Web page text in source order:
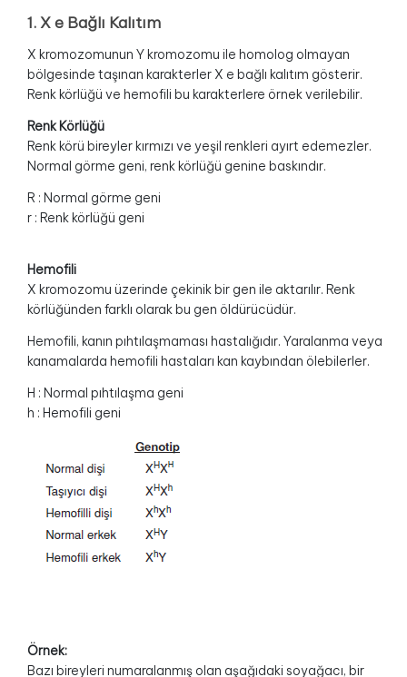
1. X e Bağlı Kalıtım
X kromozomunun Y kromozomu ile homolog olmayan
bölgesinde taşınan karakterler X e bağlı kalıtım gösterir.
Renk körlüğü ve hemofili bu karakterlere örnek verilebilir.
Renk Körlüğü
Renk körü bireyler kırmızı ve yeşil renkleri ayırt edemezler.
Normal görme geni, renk körlüğü genine baskındır.
R : Normal görme geni
r : Renk körlüğü geni
Hemofili
X kromozomu üzerinde çekinik bir gen ile aktarılır. Renk
körlüğünden farklı olarak bu gen öldürücüdür.
Hemofili, kanın pıhtılaşmaması hastalığıdır. Yaralanma veya
kanamalarda hemofili hastaları kan kaybından ölebilerler.
H : Normal pıhtılaşma geni
h : Hemofili geni
Örnek:
Bazı bireyleri numaralanmış olan aşağıdaki soyağacı, bir